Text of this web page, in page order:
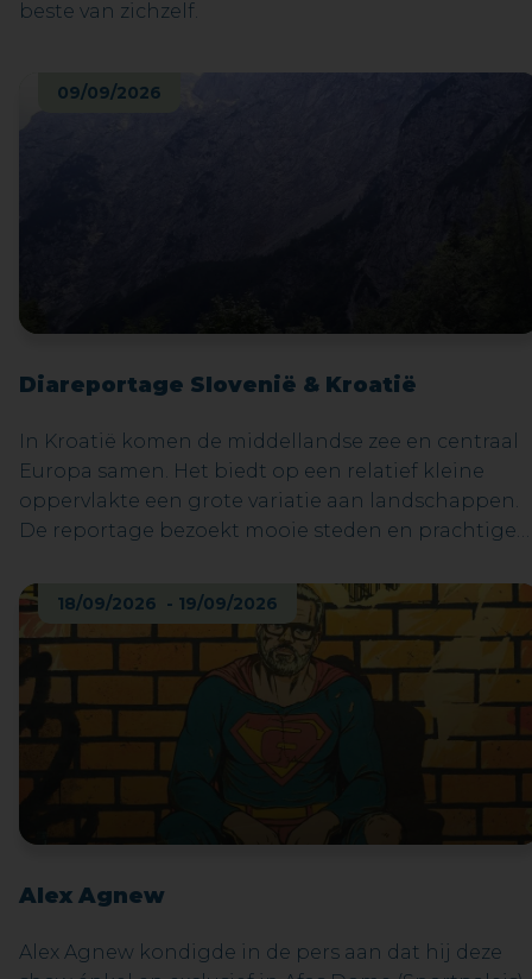
beste van zichzelf.
09/09/2026
Diareportage Slovenië & Kroatië
In Kroatië komen de middellandse zee en centraal
Europa samen. Het biedt op een relatief kleine
oppervlakte een grote variatie aan landschappen.
De reportage bezoekt mooie steden en prachtige
deel van het voormalige Joegoslavië. Het
combineert de grootsheid van de Alpen met de
charme van de Adriatische kust. Het betovert
bezoekers met zijn wondermooie natuur, rijke
cultuur en sfeervolle steden.
18/09/2026 - 19/09/2026
Alex Agnew
Alex Agnew kondigde in de pers aan dat hij deze